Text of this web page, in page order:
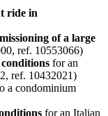
ride in
of a large
ref. 10553066)
for an
ref. 10432021)
a condominium
for an Italian